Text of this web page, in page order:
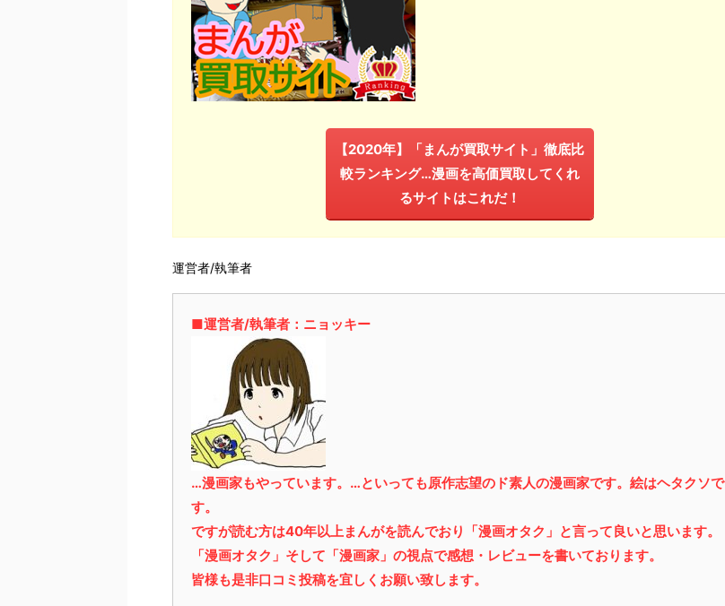
【2020年】「まんが買取サイト」徹底比
較ランキング…漫画を高価買取してくれ
るサイトはこれだ！
運営者/執筆者
■運営者/執筆者：ニョッキー
…漫画家もやっています。…といっても原作志望のド素人の漫画家です。絵はヘタクソで
す。
ですが読む方は40年以上まんがを読んでおり「漫画オタク」と言って良いと思います。
「漫画オタク」そして「漫画家」の視点で感想・レビューを書いております。
皆様も是非口コミ投稿を宜しくお願い致します。